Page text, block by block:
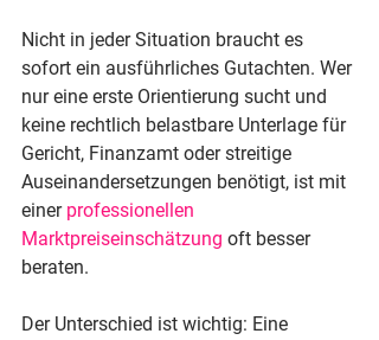
Nicht in jeder Situation braucht es
sofort ein ausführliches Gutachten. Wer
nur eine erste Orientierung sucht und
keine rechtlich belastbare Unterlage für
Gericht, Finanzamt oder streitige
Auseinandersetzungen benötigt, ist mit
einer professionellen
Marktpreiseinschätzung oft besser
beraten.
Der Unterschied ist wichtig: Eine